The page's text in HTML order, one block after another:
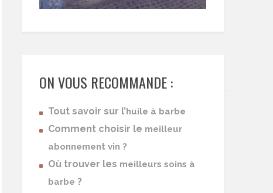
ON VOUS RECOMMANDE :
Tout savoir sur l’ huile à barbe
Comment choisir le meilleur
abonnement vin ?
Où trouver les meilleurs soins à
barbe ?